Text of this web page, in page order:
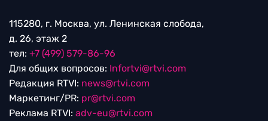
115280, г. Москва, ул. Ленинская слобода,
д. 26, этаж 2
тел: +7 (499) 579-86-96
Для общих вопросов: Infortvi@rtvi.com
Редакция RTVI: news@rtvi.com
Маркетинг/PR: pr@rtvi.com
Реклама RTVI: adv-eu@rtvi.com